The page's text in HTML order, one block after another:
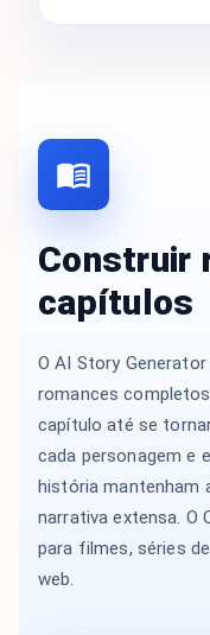
Construir
capítulos
O AI Story
romances
capítulo até se
cada personagem e
história mantenham
narrativa extensa. O
para filmes, séries
web.